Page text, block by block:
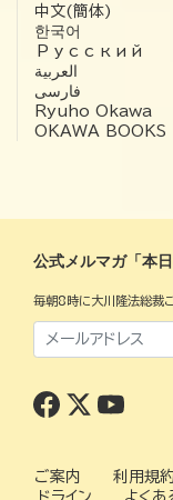
中文(簡体)
한국어
Русский
العربية‏
فارسی
Ryuho Okawa
OKAWA BOOKS
公式メルマガ「本日
毎朝8時に大川隆法総裁
ご案内 利用規約